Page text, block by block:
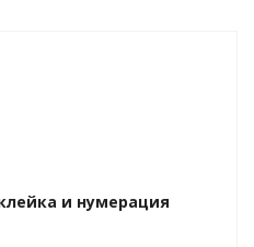
и нумерация